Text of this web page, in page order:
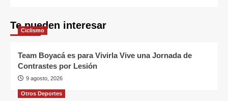
Te pueden interesar
Ciclismo
Team Boyacá es para Vivirla Vive una Jornada de
Contrastes por Lesión
9 agosto, 2026
Otros Deportes